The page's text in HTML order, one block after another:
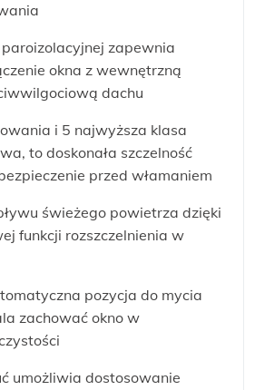
zapewnia
okna z wewnętrzną
dachu
i 5 najwyższa klasa
to doskonała szczelność
przed włamaniem
świeżego powietrza dzięki
funkcji rozszczelnienia w
pozycja do mycia
zachować okno w
umożliwia dostosowanie